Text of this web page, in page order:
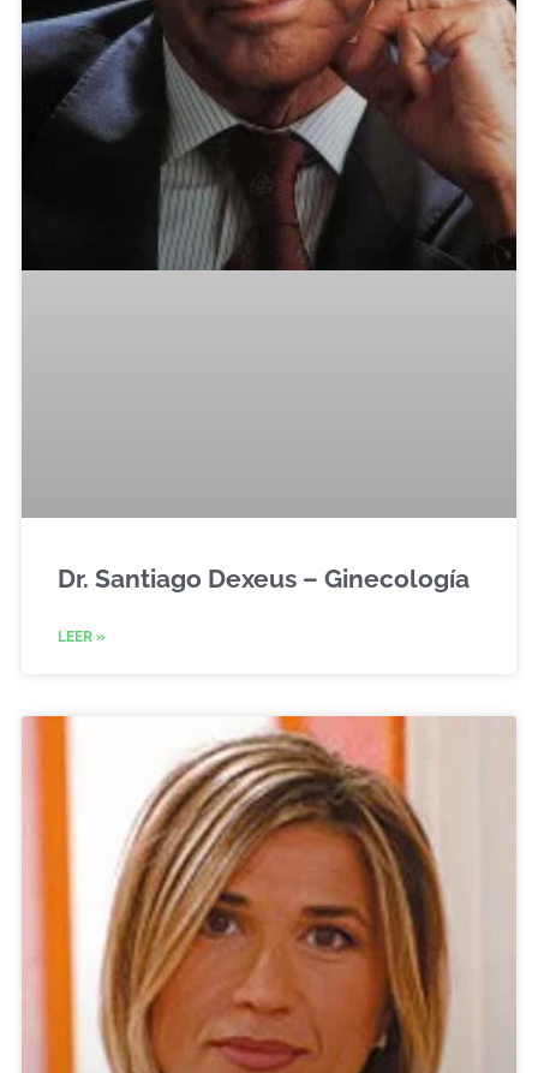
Dr. Santiago Dexeus – Ginecología
LEER »